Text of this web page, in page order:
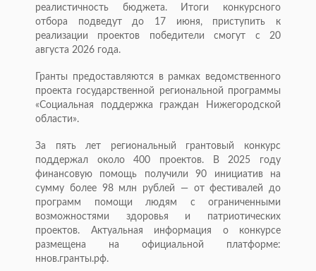
реалистичность бюджета. Итоги конкурсного
отбора подведут до 17 июня, приступить к
реализации проектов победители смогут с 20
августа 2026 года.
Гранты предоставляются в рамках ведомственного
проекта государственной региональной программы
«Социальная поддержка граждан Нижегородской
области».
За пять лет региональный грантовый конкурс
поддержал около 400 проектов. В 2025 году
финансовую помощь получили 90 инициатив на
сумму более 98 млн рублей — от фестивалей до
программ помощи людям с ограниченными
возможностями здоровья и патриотических
проектов. Актуальная информация о конкурсе
размещена на официальной платформе:
ннов.гранты.рф.